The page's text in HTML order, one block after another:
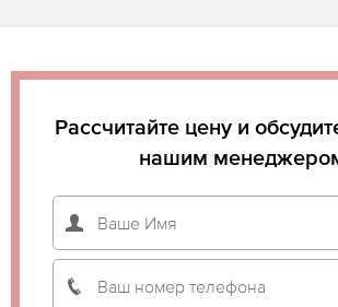
Рассчитайте цену и
нашим